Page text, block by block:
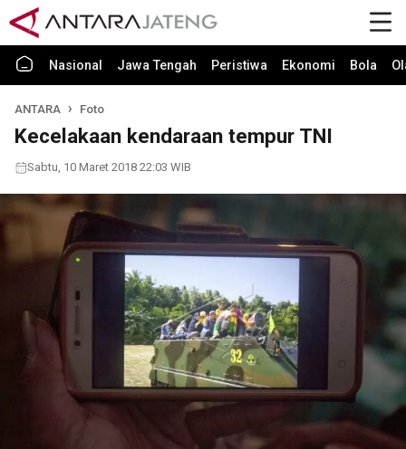
Nasional Jawa Tengah Peristiwa Ekonomi Bola
ANTARA Foto
Kecelakaan kendaraan tempur TNI
Sabtu, 10 Maret 2018 22:03 WIB